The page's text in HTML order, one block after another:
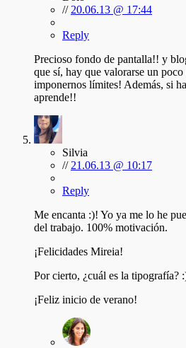
// 20.06.13 @ 17:44
Reply
Precioso fondo de pantalla!! y
que sí, hay que valorarse un
imponernos límites! Además, si
aprende!!
Silvia
// 21.06.13 @ 10:17
Reply
Me encanta :)! Yo ya me lo he
del trabajo. 100% motivación.
¡Felicidades Mireia!
Por cierto, ¿cuál es la tipografía?
¡Feliz inicio de verano!